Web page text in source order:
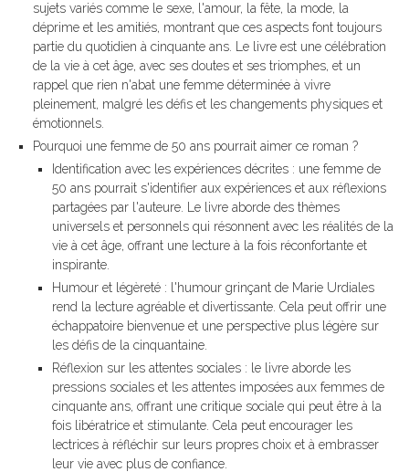
sujets variés comme le sexe, l'amour, la fête, la mode, la
déprime et les amitiés, montrant que ces aspects font toujours
partie du quotidien à cinquante ans. Le livre est une célébration
de la vie à cet âge, avec ses doutes et ses triomphes, et un
rappel que rien n'abat une femme déterminée à vivre
pleinement, malgré les défis et les changements physiques et
émotionnels.
Pourquoi une femme de 50 ans pourrait aimer ce roman ?
Identification avec les expériences décrites : une femme de
50 ans pourrait s'identifier aux expériences et aux réflexions
partagées par l'auteure. Le livre aborde des thèmes
universels et personnels qui résonnent avec les réalités de la
vie à cet âge, offrant une lecture à la fois réconfortante et
inspirante.
Humour et légèreté : l'humour grinçant de Marie Urdiales
rend la lecture agréable et divertissante. Cela peut offrir une
échappatoire bienvenue et une perspective plus légère sur
les défis de la cinquantaine.
Réflexion sur les attentes sociales : le livre aborde les
pressions sociales et les attentes imposées aux femmes de
cinquante ans, offrant une critique sociale qui peut être à la
fois libératrice et stimulante. Cela peut encourager les
lectrices à réfléchir sur leurs propres choix et à embrasser
leur vie avec plus de confiance.